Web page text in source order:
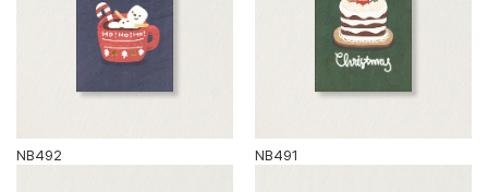
NB492 NB491